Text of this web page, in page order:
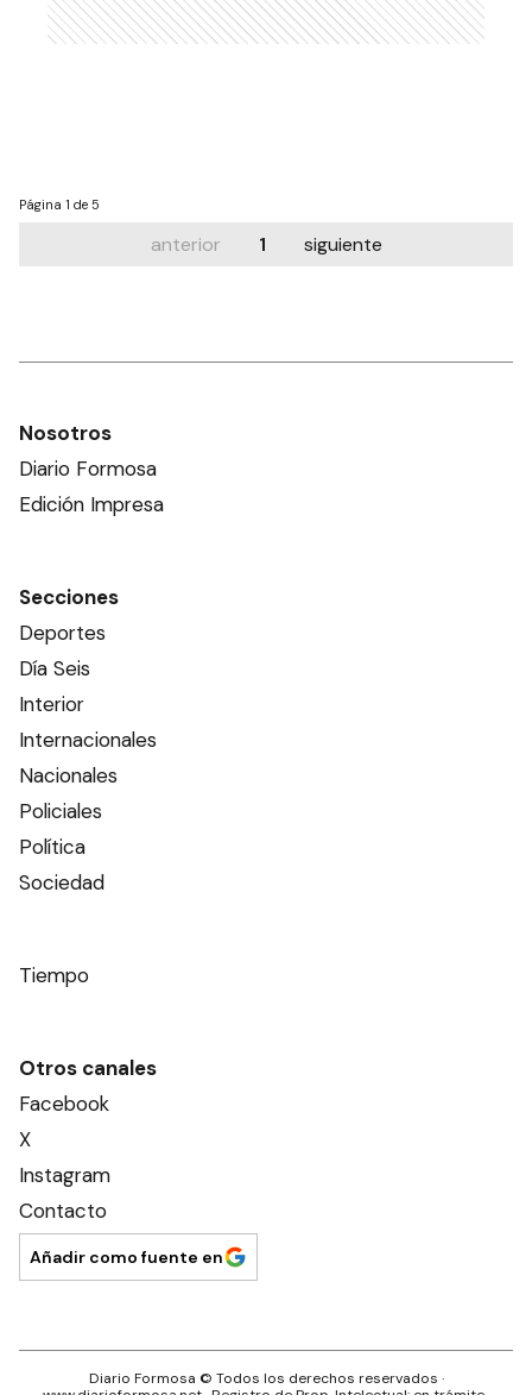
Página 1 de 5
anterior 1 siguiente
Nosotros
Diario Formosa
Edición Impresa
Secciones
Deportes
Día Seis
Interior
Internacionales
Nacionales
Policiales
Política
Sociedad
Tiempo
Otros canales
Facebook
X
Instagram
Contacto
Añadir como fuente en
Diario Formosa © Todos los derechos reservados ·